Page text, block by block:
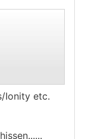
Ionity etc.